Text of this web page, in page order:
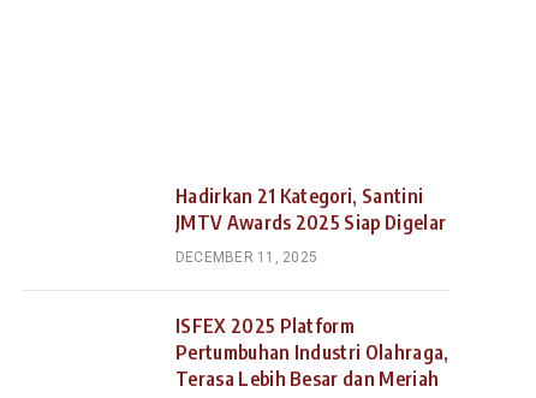
Hadirkan 21 Kategori, Santini
JMTV Awards 2025 Siap Digelar
DECEMBER 11, 2025
ISFEX 2025 Platform
Pertumbuhan Industri Olahraga,
Terasa Lebih Besar dan Meriah